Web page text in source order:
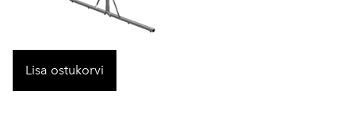
Lisa ostukorvi